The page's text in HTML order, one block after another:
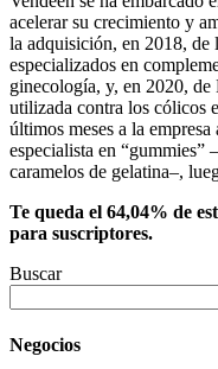
acelerar su crecimiento y
la adquisición, en 2018, de
especializados en
ginecología, y, en 2020,
utilizada contra los cólicos
últimos meses a la
especialista en “gummies”
caramelos de gelatina–,
Te queda el 64,04% de
para suscriptores.
Buscar
Negocios